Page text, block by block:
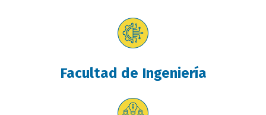
Facultad de Ingeniería